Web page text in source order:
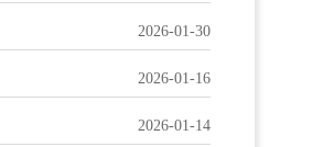
2026-01-30
2026-01-16
2026-01-14